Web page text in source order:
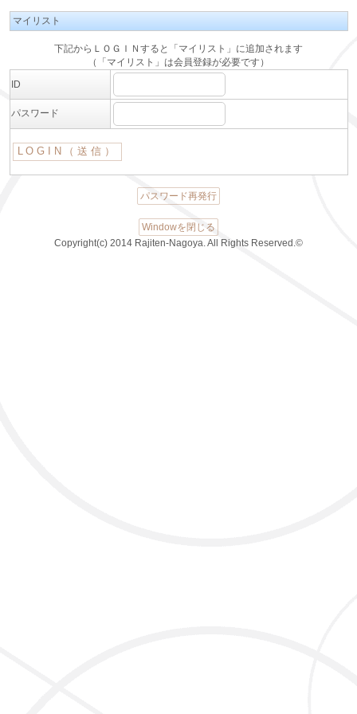
マイリスト
下記からＬＯＧＩＮすると「マイリスト」に追加されます
（「マイリスト」は会員登録が必要です）
ID
パスワード
パスワード再発行
Windowを閉じる
Copyright(c) 2014 Rajiten-Nagoya. All Rights Reserved.©